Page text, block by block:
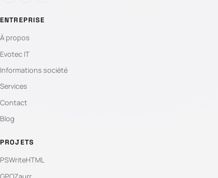
ENTREPRISE
À propos
Evotec IT
Informations société
Services
Contact
Blog
PROJETS
PSWriteHTML
GPOZaurr